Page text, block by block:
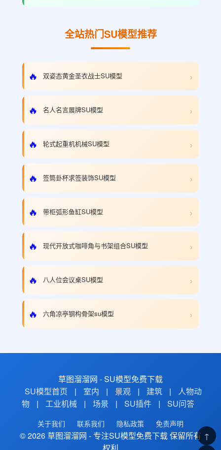
全站热门SU模型推荐
🔥 双姿态黄金圣衣战士SU模型 ›
🔥 名人名言展牌SU模型 ›
🔥 轮式起重机机械SU模型 ›
🔥 签筒卦杯求签装饰SU模型 ›
🔥 带柜弧形鱼缸SU模型 ›
🔥 现代开放式咖啡角与书架组合SU模型 ›
🔥 八人位会议桌SU模型 ›
🔥 六角凉亭钢构骨架su模型 ›
草图溜溜网 - SU模型免费下载
SU模型首页
| 室内 | 景观 | 建筑 |
人物动
物
| 工业机械 | 场景 | SU插件 | SU问答
关于我们 联系我们 隐私政策 免责声明
© 2026 草图溜溜网 - 专注SU模型免费下载 保留所有
权利
↑